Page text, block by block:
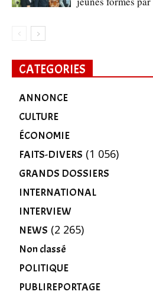
CATEGORIES
ANNONCE
CULTURE
ÉCONOMIE
FAITS-DIVERS (1 056)
GRANDS DOSSIERS
INTERNATIONAL
INTERVIEW
NEWS (2 265)
Non classé
POLITIQUE
PUBLIREPORTAGE